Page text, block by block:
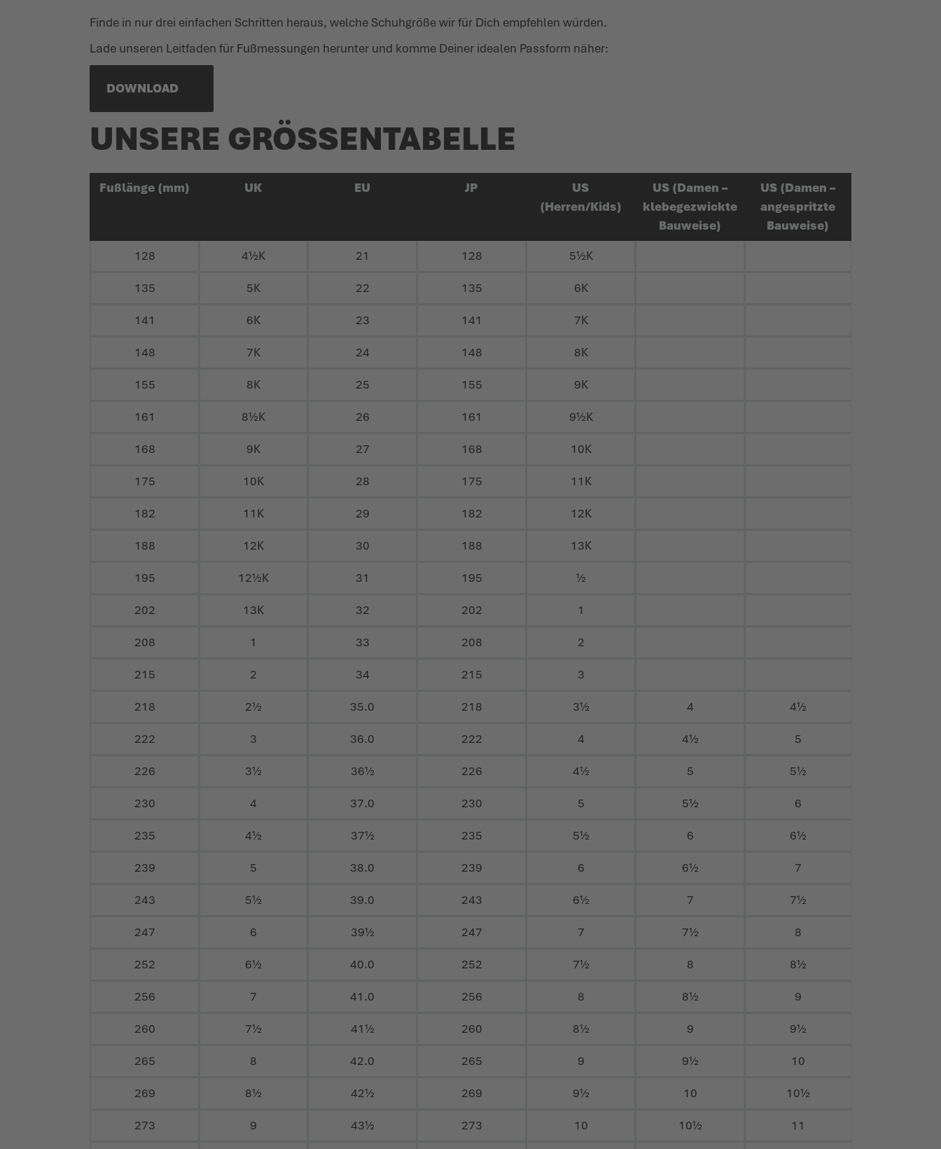
Finde in nur drei einfachen Schritten heraus, welche Schuhgröße wir für Dich empfehlen würden.
Lade unseren Leitfaden für Fußmessungen herunter und komme Deiner idealen Passform näher:
DOWNLOAD
UNSERE GRÖSSEN­TABELLE
Fußlänge (mm) UK EU JP
US
(Herren/Kids)
US (Damen –
klebe­gezwickte
Bauweise)
US (Damen –
angespritzte
Bauweise)
128
4½K 21 128 5½K
135 5K 22 135 6K
141 6K 23 141 7K
148 7K 24 148 8K
155 8K 25 155 9K
161 8½K 26 161 9½K
168 9K 27 168 10K
175 10K 28 175 11K
182 11K 29 182 12K
188 12K 30 188 13K
195 12½K 31 195 ½
202 13K 32 202 1
208 1 33 208 2
215 2 34 215 3
218 2½ 35.0 218 3½ 4 4½
222 3 36.0 222 4 4½ 5
226 3½ 36½ 226 4½ 5 5½
230 4 37.0 230 5 5½ 6
235 4½ 37½ 235 5½ 6 6½
239 5 38.0 239 6 6½ 7
243 5½ 39.0 243 6½ 7 7½
247 6 39½ 247 7 7½ 8
252 6½ 40.0 252 7½ 8 8½
256 7 41.0 256 8 8½ 9
260 7½ 41½ 260 8½ 9 9½
265 8 42.0 265 9 9½ 10
269 8½ 42½ 269 9½ 10 10½
273 9 43½ 273 10 10½ 11